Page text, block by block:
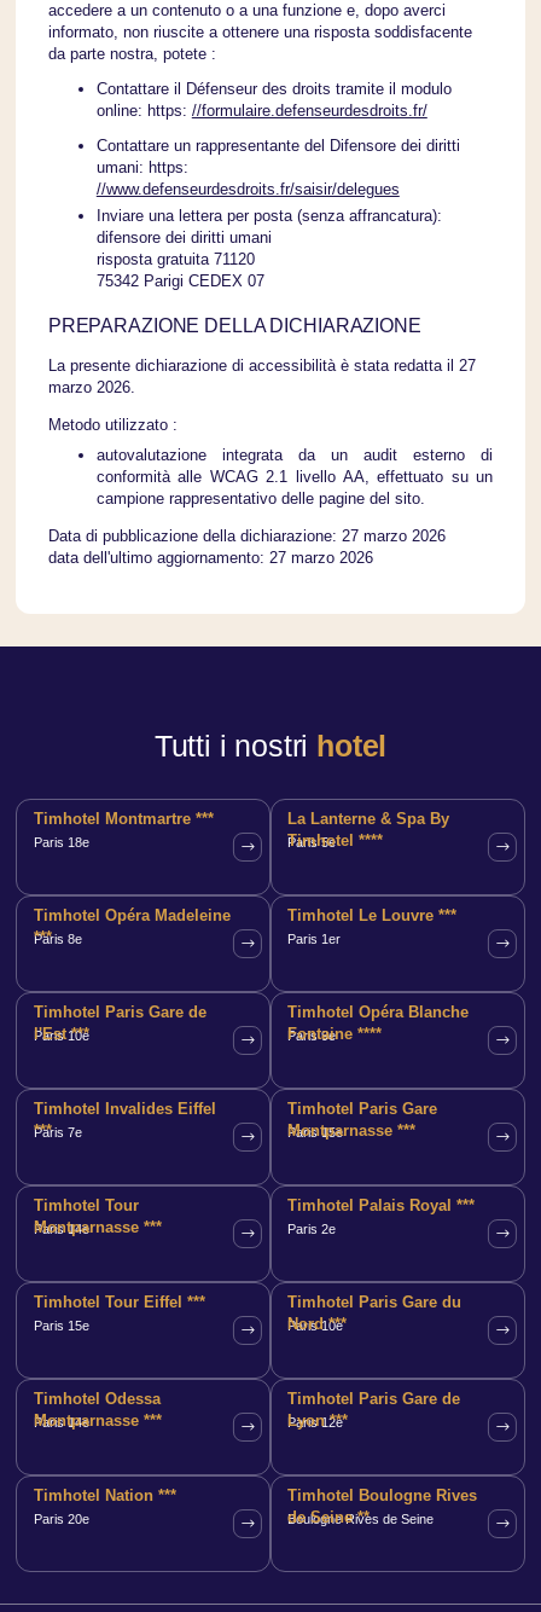
accedere a un contenuto o a una funzione e, dopo averci
informato, non riuscite a ottenere una risposta soddisfacente
da parte nostra, potete :
Contattare il Défenseur des droits tramite il modulo
online: https: //formulaire.defenseurdesdroits.fr/
Contattare un rappresentante del Difensore dei diritti
umani: https:
//www.defenseurdesdroits.fr/saisir/delegues
Inviare una lettera per posta (senza affrancatura):
difensore dei diritti umani
risposta gratuita 71120
75342 Parigi CEDEX 07
PREPARAZIONE DELLA DICHIARAZIONE
La presente dichiarazione di accessibilità è stata redatta il 27
marzo 2026.
Metodo utilizzato :
autovalutazione integrata da un audit esterno di
conformità alle WCAG 2.1 livello AA, effettuato su un
campione rappresentativo delle pagine del sito.
Data di pubblicazione della dichiarazione: 27 marzo 2026
data dell'ultimo aggiornamento: 27 marzo 2026
Tutti i nostri hotel
Timhotel Montmartre ***
Paris 18e
La Lanterne & Spa By
Timhotel ****
Paris 5e
Timhotel Opéra Madeleine
***
Paris 8e
Timhotel Le Louvre ***
Paris 1er
Timhotel Paris Gare de
l'Est ***
Paris 10e
Timhotel Opéra Blanche
Fontaine ****
Paris 9e
Timhotel Invalides Eiffel
***
Paris 7e
Timhotel Paris Gare
Montparnasse ***
Paris 15e
Timhotel Tour
Montparnasse ***
Paris 14e
Timhotel Palais Royal ***
Paris 2e
Timhotel Tour Eiffel ***
Paris 15e
Timhotel Paris Gare du
Nord ***
Paris 10e
Timhotel Odessa
Montparnasse ***
Paris 14e
Timhotel Paris Gare de
Lyon ***
Paris 12e
Timhotel Nation ***
Paris 20e
Timhotel Boulogne Rives
de Seine **
Boulogne Rives de Seine